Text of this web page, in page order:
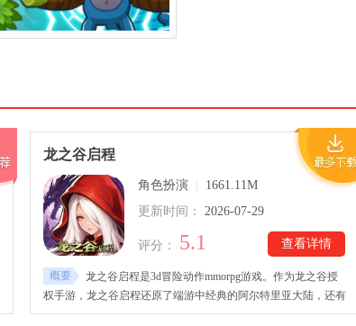
龙之谷启程
角色扮演
1661.11M
更新时间：
2026-07-29
查看详情
评分： 5.1
概要
龙之谷启程是3d冒险动作mmorpg游戏。作为龙之谷授
权手游，龙之谷启程还原了端游中经典的阿尔特里亚大陆，还有
普雷利镇、凯德拉关卡、神圣天堂等标志性场景。龙之谷启程游